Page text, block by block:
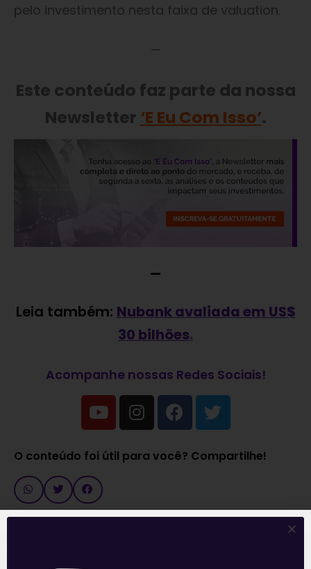
pelo investimento nesta faixa de valuation.
—
Este conteúdo faz parte da nossa
Newsletter ‘E Eu Com Isso’.
—
Leia também: Nubank avaliada em US$
30 bilhões.
Acompanhe nossas Redes Sociais!
O conteúdo foi útil para você? Compartilhe!